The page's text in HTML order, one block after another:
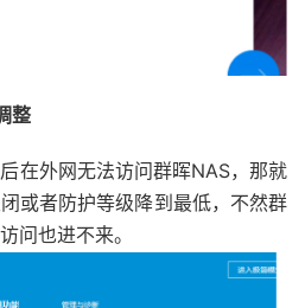
整
在外网无法访问群晖NAS，那就
或者防护等级降到最低，不然群
问也进不来。